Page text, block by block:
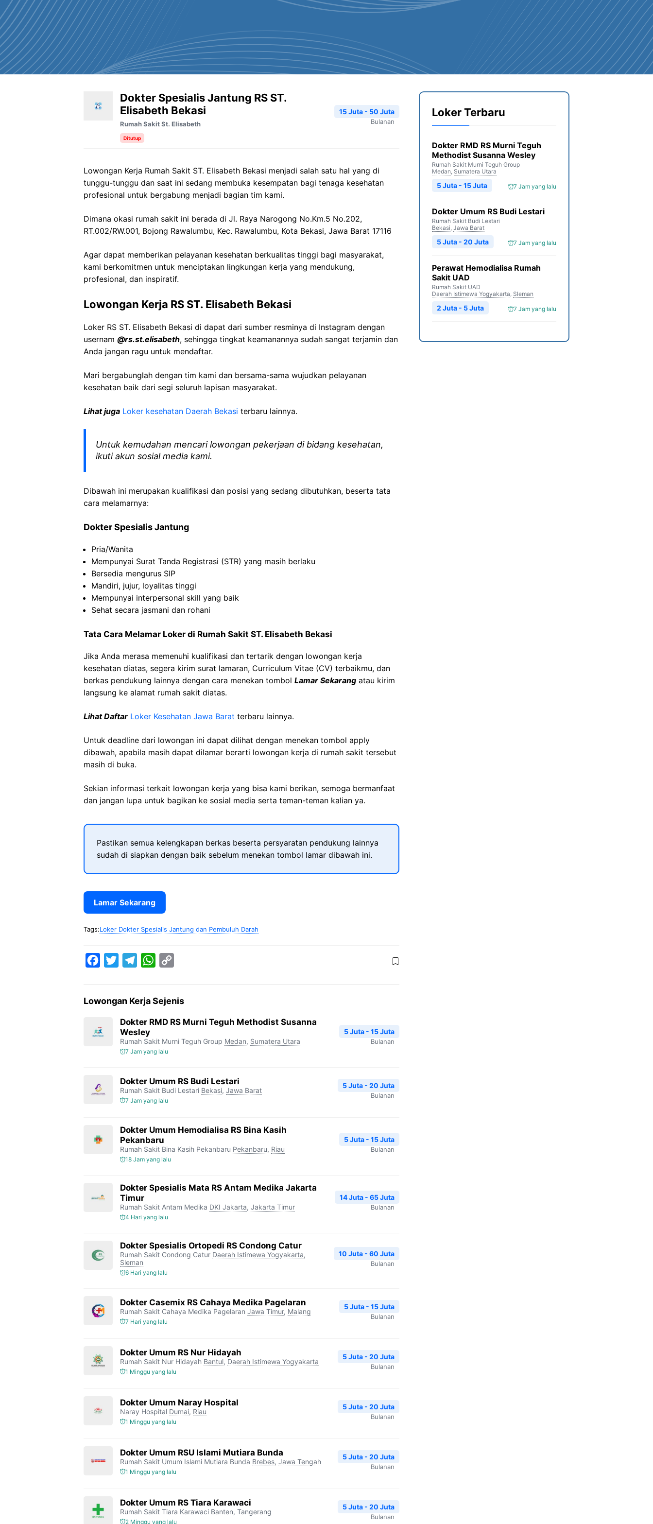
Dokter Spesialis Jantung RS ST.
Elisabeth Bekasi
Rumah Sakit St. Elisabeth
Ditutup
15 Juta - 50 Juta
Bulanan
Lowongan Kerja Rumah Sakit ST. Elisabeth Bekasi menjadi salah satu hal yang di
tunggu-tunggu dan saat ini sedang membuka kesempatan bagi tenaga kesehatan
profesional untuk bergabung menjadi bagian tim kami.
Dimana okasi rumah sakit ini berada di Jl. Raya Narogong No.Km.5 No.202,
RT.002/RW.001, Bojong Rawalumbu, Kec. Rawalumbu, Kota Bekasi, Jawa Barat 17116
Agar dapat memberikan pelayanan kesehatan berkualitas tinggi bagi masyarakat,
kami berkomitmen untuk menciptakan lingkungan kerja yang mendukung,
profesional, dan inspiratif.
Lowongan Kerja RS ST. Elisabeth Bekasi
Loker RS ST. Elisabeth Bekasi di dapat dari sumber resminya di Instagram dengan
usernam @rs.st.elisabeth, sehingga tingkat keamanannya sudah sangat terjamin dan
Anda jangan ragu untuk mendaftar.
Mari bergabunglah dengan tim kami dan bersama-sama wujudkan pelayanan
kesehatan baik dari segi seluruh lapisan masyarakat.
Lihat juga Loker kesehatan Daerah Bekasi terbaru lainnya.
Untuk kemudahan mencari lowongan pekerjaan di bidang kesehatan,
ikuti akun sosial media kami.
Dibawah ini merupakan kualifikasi dan posisi yang sedang dibutuhkan, beserta tata
cara melamarnya:
Dokter Spesialis Jantung
Pria/Wanita
Mempunyai Surat Tanda Registrasi (STR) yang masih berlaku
Bersedia mengurus SIP
Mandiri, jujur, loyalitas tinggi
Mempunyai interpersonal skill yang baik
Sehat secara jasmani dan rohani
Tata Cara Melamar Loker di Rumah Sakit ST. Elisabeth Bekasi
Jika Anda merasa memenuhi kualifikasi dan tertarik dengan lowongan kerja
kesehatan diatas, segera kirim surat lamaran, Curriculum Vitae (CV) terbaikmu, dan
berkas pendukung lainnya dengan cara menekan tombol Lamar Sekarang atau kirim
langsung ke alamat rumah sakit diatas.
Lihat Daftar Loker Kesehatan Jawa Barat terbaru lainnya.
Untuk deadline dari lowongan ini dapat dilihat dengan menekan tombol apply
dibawah, apabila masih dapat dilamar berarti lowongan kerja di rumah sakit tersebut
masih di buka.
Sekian informasi terkait lowongan kerja yang bisa kami berikan, semoga bermanfaat
dan jangan lupa untuk bagikan ke sosial media serta teman-teman kalian ya.
Pastikan semua kelengkapan berkas beserta persyaratan pendukung lainnya
sudah di siapkan dengan baik sebelum menekan tombol lamar dibawah ini.
Lamar Sekarang
Tags:Loker Dokter Spesialis Jantung dan Pembuluh Darah
e
o
t
t
e
r
e
g
r
a
W
t
s
p
y
L
Lowongan Kerja Sejenis
Dokter RMD RS Murni Teguh Methodist Susanna
Wesley
Rumah Sakit Murni Teguh Group Medan, Sumatera Utara
7 Jam yang lalu
5 Juta - 15 Juta
Bulanan
Dokter Umum RS Budi Lestari
Rumah Sakit Budi Lestari Bekasi, Jawa Barat
7 Jam yang lalu
5 Juta - 20 Juta
Bulanan
Dokter Umum Hemodialisa RS Bina Kasih
Pekanbaru
Rumah Sakit Bina Kasih Pekanbaru Pekanbaru, Riau
18 Jam yang lalu
5 Juta - 15 Juta
Bulanan
Dokter Spesialis Mata RS Antam Medika Jakarta
Timur
Rumah Sakit Antam Medika DKI Jakarta, Jakarta Timur
4 Hari yang lalu
14 Juta - 65 Juta
Bulanan
Dokter Spesialis Ortopedi RS Condong Catur
Rumah Sakit Condong Catur Daerah Istimewa Yogyakarta,
Sleman
6 Hari yang lalu
10 Juta - 60 Juta
Bulanan
Dokter Casemix RS Cahaya Medika Pagelaran
Rumah Sakit Cahaya Medika Pagelaran Jawa Timur, Malang
7 Hari yang lalu
5 Juta - 15 Juta
Bulanan
Dokter Umum RS Nur Hidayah
Rumah Sakit Nur Hidayah Bantul, Daerah Istimewa Yogyakarta
1 Minggu yang lalu
5 Juta - 20 Juta
Bulanan
Dokter Umum Naray Hospital
Naray Hospital Dumai, Riau
1 Minggu yang lalu
5 Juta - 20 Juta
Bulanan
Dokter Umum RSU Islami Mutiara Bunda
Rumah Sakit Umum Islami Mutiara Bunda Brebes, Jawa Tengah
1 Minggu yang lalu
5 Juta - 20 Juta
Bulanan
Dokter Umum RS Tiara Karawaci
Rumah Sakit Tiara Karawaci Banten, Tangerang
2 Minggu yang lalu
5 Juta - 20 Juta
Bulanan
Loker Terbaru
Dokter RMD RS Murni Teguh
Methodist Susanna Wesley
Rumah Sakit Murni Teguh Group
Medan, Sumatera Utara
7 Jam yang lalu
5 Juta - 15 Juta
Dokter Umum RS Budi Lestari
Rumah Sakit Budi Lestari
Bekasi, Jawa Barat
7 Jam yang lalu
5 Juta - 20 Juta
Perawat Hemodialisa Rumah
Sakit UAD
Rumah Sakit UAD
Daerah Istimewa Yogyakarta, Sleman
7 Jam yang lalu
2 Juta - 5 Juta